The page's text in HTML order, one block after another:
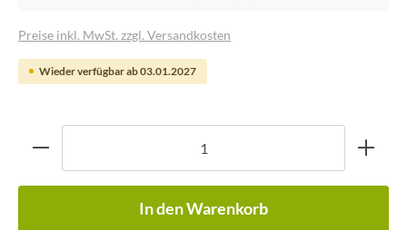
Preise inkl. MwSt. zzgl. Versandkosten
Wieder verfügbar ab 03.01.2027
In den Warenkorb